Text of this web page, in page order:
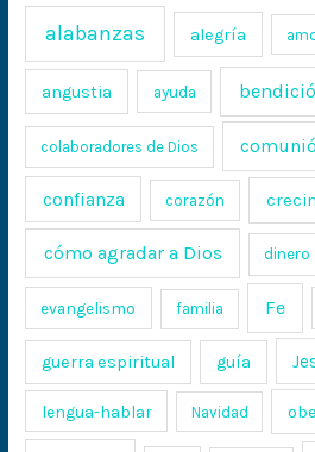
alabanzas alegría
angustia ayuda
colaboradores de Dios
confianza corazón
cómo agradar a Dios dinero
evangelismo familia Fe
guerra espiritual guía
lengua-hablar Navidad